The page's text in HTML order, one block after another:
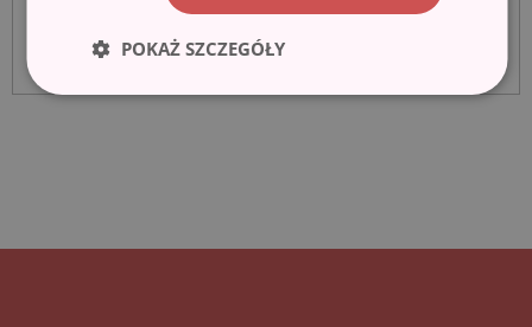
POKAŻ SZCZEGÓŁY